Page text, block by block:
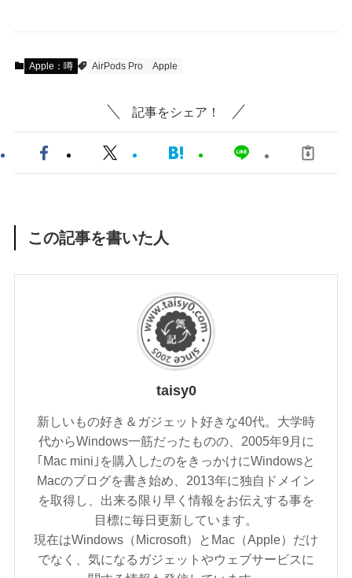
Apple：噂 AirPods Pro Apple
記事をシェア！
この記事を書いた人
taisy0
新しいもの好き＆ガジェット好きな40代。大学時
代からWindows一筋だったものの、2005年9月に
｢Mac mini｣を購入したのをきっかけにWindowsと
Macのブログを書き始め、2013年に独自ドメイン
を取得し、出来る限り早く情報をお伝えする事を
目標に毎日更新しています。
現在はWindows（Microsoft）とMac（Apple）だけ
でなく、気になるガジェットやウェブサービスに